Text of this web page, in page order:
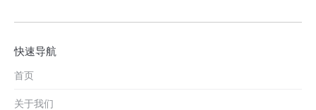
快速导航
首页
关于我们